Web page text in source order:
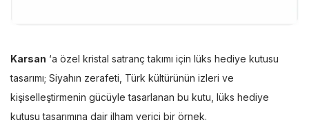
Karsan ‘a özel kristal satranç takımı için lüks hediye kutusu
tasarımı; Siyahın zerafeti, Türk kültürünün izleri ve
kişiselleştirmenin gücüyle tasarlanan bu kutu, lüks hediye
kutusu tasarımına dair ilham verici bir örnek.